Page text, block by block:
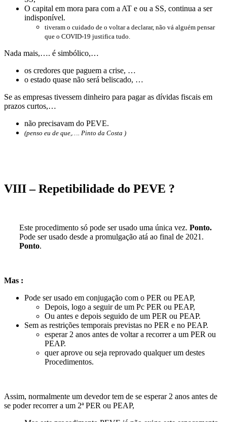
O capital em mora para com a AT e ou a SS, continua a ser
indisponível.
tiveram o cuidado de o voltar a declarar, não vá alguém pensar
que o COVID-19 justifica tudo.
Nada mais,…. é simbólico,…
os credores que paguem a crise, …
o estado quase não será beliscado, …
Se as empresas tivessem dinheiro para pagar as dívidas fiscais em
prazos curtos,…
não precisavam do PEVE.
(penso eu de que,…. Pinto da Costa )
VIII – Repetibilidade do PEVE ?
Este procedimento só pode ser usado uma única vez. Ponto.
Pode ser usado desde a promulgação atá ao final de 2021.
Ponto.
Mas :
Pode ser usado em conjugação com o PER ou PEAP,
Depois, logo a seguir de um Pc PER ou PEAP,
Ou antes e depois seguido de um PER ou PEAP.
Sem as restrições temporais previstas no PER e no PEAP.
esperar 2 anos antes de voltar a recorrer a um PER ou
PEAP.
quer aprove ou seja reprovado qualquer um destes
Procedimentos.
Assim, normalmente um devedor tem de se esperar 2 anos antes de
se poder recorrer a um 2ª PER ou PEAP,